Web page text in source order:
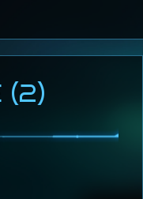
(2)